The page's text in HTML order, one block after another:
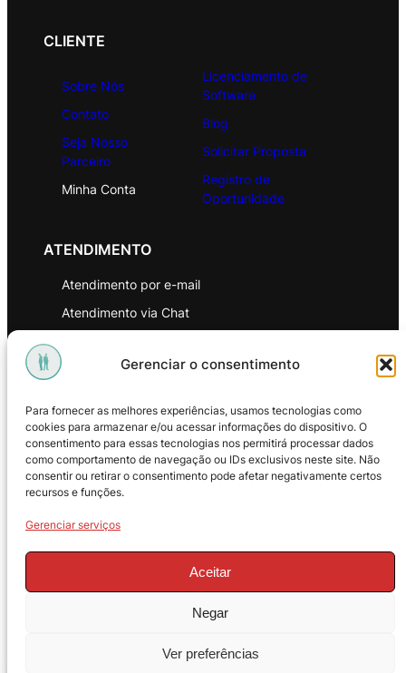
Gerenciar o consentimento
Para fornecer as melhores experiências, usamos tecnologias como
cookies para armazenar e/ou acessar informações do dispositivo. O
consentimento para essas tecnologias nos permitirá processar dados
como comportamento de navegação ou IDs exclusivos neste site. Não
consentir ou retirar o consentimento pode afetar negativamente certos
recursos e funções.
Gerenciar serviços
Aceitar
Negar
Ver preferências
CLIENTE
Sobre Nós
Contato
Seja Nosso
Parceiro
Minha Conta
Licenciamento de
Software
Blog
Solicitar Proposta
Registro de
Oportunidade
ATENDIMENTO
Atendimento por e-mail
Atendimento via Chat
Política de Privacidade
Política de Troca e Devoluções
Política de Reembolso
18.269.230/0001-16. Todos os direitos